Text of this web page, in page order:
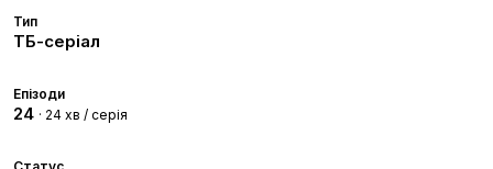
Тип
ТБ-серіал
Епізоди
24 · 24 хв / серія
Статус